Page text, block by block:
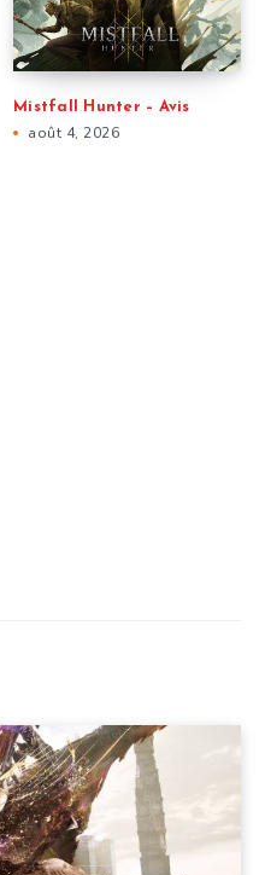
Mistfall Hunter – Avis
août 4, 2026